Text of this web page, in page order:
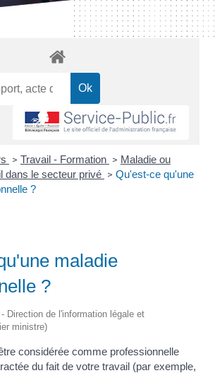
> Travail - Formation > Maladie ou
dans le secteur privé > Qu'est-ce qu'une
?
maladie
?
Direction de l'information légale et
ministre)
considérée comme professionnelle
du fait de votre travail (par exemple,